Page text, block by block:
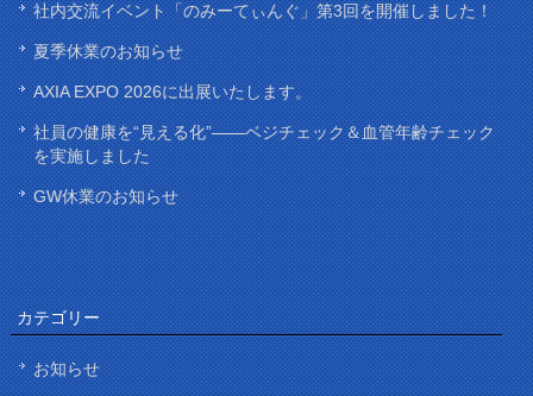
社内交流イベント「のみーてぃんぐ」第3回を開催しました！
夏季休業のお知らせ
AXIA EXPO 2026に出展いたします。
社員の健康を“見える化”——ベジチェック＆血管年齢チェック
を実施しました
GW休業のお知らせ
カテゴリー
お知らせ